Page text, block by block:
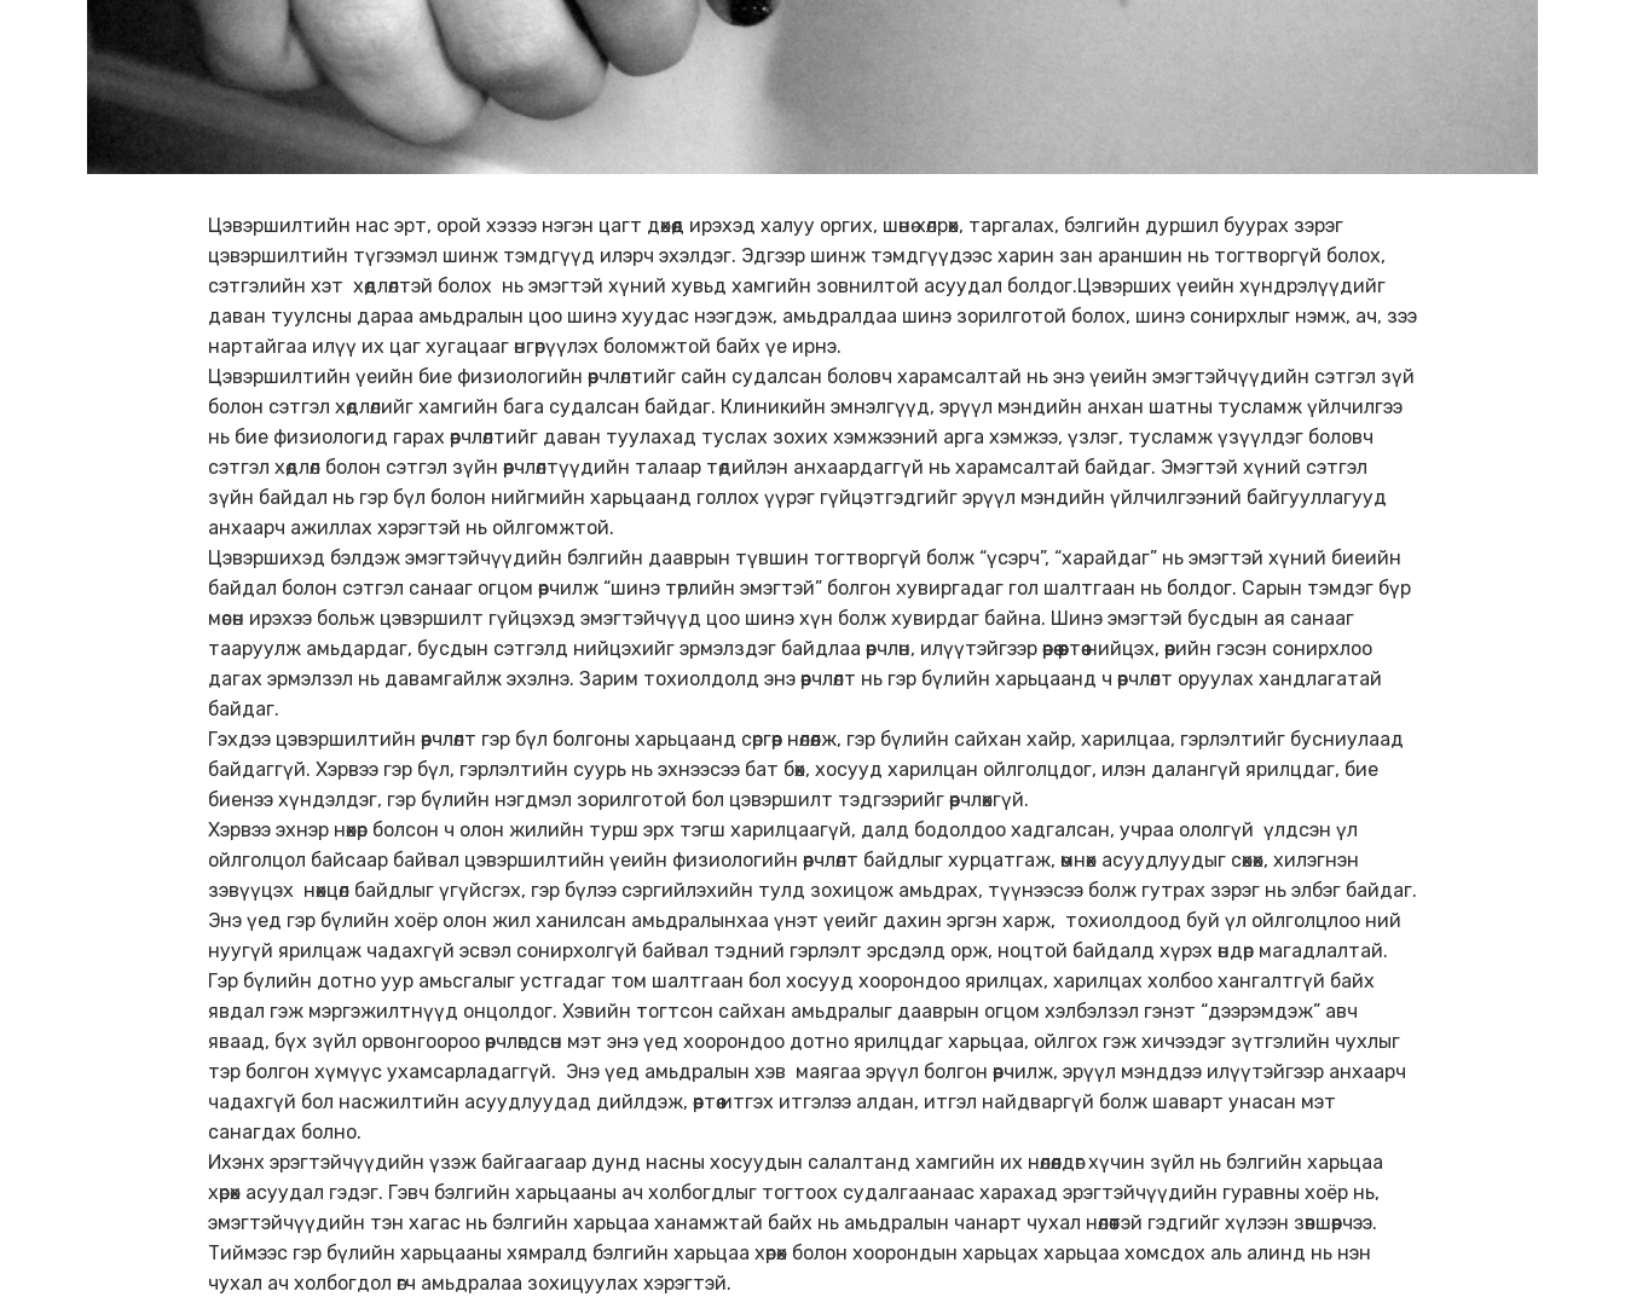
Цэвэршилтийн нас эрт, орой хэзээ нэгэн цагт дөхөөд ирэхэд халуу оргих, шөнө хөлрөх, таргалах, бэлгийн дуршил буурах зэрэг
цэвэршилтийн түгээмэл шинж тэмдгүүд илэрч эхэлдэг. Эдгээр шинж тэмдгүүдээс харин зан араншин нь тогтворгүй болох,
сэтгэлийн хэт хөдлөлтэй болох нь эмэгтэй хүний хувьд хамгийн зовнилтой асуудал болдог.Цэвэрших үеийн хүндрэлүүдийг
даван туулсны дараа амьдралын цоо шинэ хуудас нээгдэж, амьдралдаа шинэ зорилготой болох, шинэ сонирхлыг нэмж, ач, зээ
нартайгаа илүү их цаг хугацааг өнгөрүүлэх боломжтой байх үе ирнэ.
Цэвэршилтийн үеийн бие физиологийн өөрчлөлтийг сайн судалсан боловч харамсалтай нь энэ үеийн эмэгтэйчүүдийн сэтгэл зүй
болон сэтгэл хөдлөлийг хамгийн бага судалсан байдаг. Клиникийн эмнэлгүүд, эрүүл мэндийн анхан шатны тусламж үйлчилгээ
нь бие физиологид гарах өөрчлөлтийг даван туулахад туслах зохих хэмжээний арга хэмжээ, үзлэг, тусламж үзүүлдэг боловч
сэтгэл хөдлөл болон сэтгэл зүйн өөрчлөлтүүдийн талаар төдийлэн анхаардаггүй нь харамсалтай байдаг. Эмэгтэй хүний сэтгэл
зүйн байдал нь гэр бүл болон нийгмийн харьцаанд голлох үүрэг гүйцэтгэдгийг эрүүл мэндийн үйлчилгээний байгууллагууд
анхаарч ажиллах хэрэгтэй нь ойлгомжтой.
Цэвэршихэд бэлдэж эмэгтэйчүүдийн бэлгийн дааврын түвшин тогтворгүй болж “үсэрч”, “харайдаг” нь эмэгтэй хүний биеийн
байдал болон сэтгэл санааг огцом өөрчилж “шинэ төрлийн эмэгтэй” болгон хувиргадаг гол шалтгаан нь болдог. Сарын тэмдэг бүр
мөсөн ирэхээ больж цэвэршилт гүйцэхэд эмэгтэйчүүд цоо шинэ хүн болж хувирдаг байна. Шинэ эмэгтэй бусдын ая санааг
тааруулж амьдардаг, бусдын сэтгэлд нийцэхийг эрмэлздэг байдлаа өөрчлөн, илүүтэйгээр өөрөө өөртөө нийцэх, өөрийн гэсэн сонирхлоо
дагах эрмэлзэл нь давамгайлж эхэлнэ. Зарим тохиолдолд энэ өөрчлөлт нь гэр бүлийн харьцаанд ч өөрчлөлт оруулах хандлагатай
байдаг.
Гэхдээ цэвэршилтийн өөрчлөлт гэр бүл болгоны харьцаанд сөргөөр нөлөөлж, гэр бүлийн сайхан хайр, харилцаа, гэрлэлтийг бусниулаад
байдаггүй. Хэрвээ гэр бүл, гэрлэлтийн суурь нь эхнээсээ бат бөх, хосууд харилцан ойлголцдог, илэн далангүй ярилцдаг, бие
биенээ хүндэлдэг, гэр бүлийн нэгдмэл зорилготой бол цэвэршилт тэдгээрийг өөрчлөхгүй.
Хэрвээ эхнэр нөхөр болсон ч олон жилийн турш эрх тэгш харилцаагүй, далд бодолдоо хадгалсан, учраа ололгүй үлдсэн үл
ойлголцол байсаар байвал цэвэршилтийн үеийн физиологийн өөрчлөлт байдлыг хурцатгаж, өмнөх асуудлуудыг сөхөх, хилэгнэн
зэвүүцэх нөхцөл байдлыг үгүйсгэх, гэр бүлээ сэргийлэхийн тулд зохицож амьдрах, түүнээсээ болж гутрах зэрэг нь элбэг байдаг.
Энэ үед гэр бүлийн хоёр олон жил ханилсан амьдралынхаа үнэт үеийг дахин эргэн харж, тохиолдоод буй үл ойлголцлоо ний
нуугүй ярилцаж чадахгүй эсвэл сонирхолгүй байвал тэдний гэрлэлт эрсдэлд орж, ноцтой байдалд хүрэх өндөр магадлалтай.
Гэр бүлийн дотно уур амьсгалыг устгадаг том шалтгаан бол хосууд хоорондоо ярилцах, харилцах холбоо хангалтгүй байх
явдал гэж мэргэжилтнүүд онцолдог. Хэвийн тогтсон сайхан амьдралыг дааврын огцом хэлбэлзэл гэнэт “дээрэмдэж” авч
яваад, бүх зүйл орвонгоороо өөрчлөгдсөн мэт энэ үед хоорондоо дотно ярилцдаг харьцаа, ойлгох гэж хичээдэг зүтгэлийн чухлыг
тэр болгон хүмүүс ухамсарладаггүй. Энэ үед амьдралын хэв маягаа эрүүл болгон өөрчилж, эрүүл мэнддээ илүүтэйгээр анхаарч
чадахгүй бол насжилтийн асуудлуудад дийлдэж, өөртөө итгэх итгэлээ алдан, итгэл найдваргүй болж шаварт унасан мэт
санагдах болно.
Ихэнх эрэгтэйчүүдийн үзэж байгаагаар дунд насны хосуудын салалтанд хамгийн их нөлөөлдөг хүчин зүйл нь бэлгийн харьцаа
хөрөх асуудал гэдэг. Гэвч бэлгийн харьцааны ач холбогдлыг тогтоох судалгаанаас харахад эрэгтэйчүүдийн гуравны хоёр нь,
эмэгтэйчүүдийн тэн хагас нь бэлгийн харьцаа ханамжтай байх нь амьдралын чанарт чухал нөлөөтэй гэдгийг хүлээн зөвшөөрчээ.
Тиймээс гэр бүлийн харьцааны хямралд бэлгийн харьцаа хөрөх болон хоорондын харьцах харьцаа хомсдох аль алинд нь нэн
чухал ач холбогдол өгч амьдралаа зохицуулах хэрэгтэй.